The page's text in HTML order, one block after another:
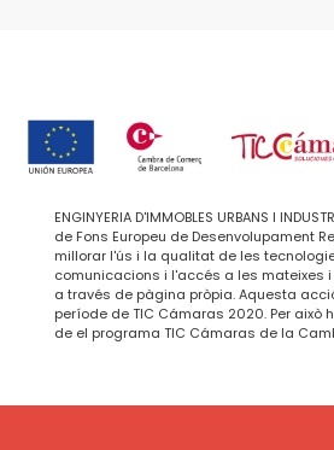
ENGINYERIA D'IMMOBLES URBANS I
de Fons Europeu de Desenvolupament
millorar l'ús i la qualitat de les
comunicacions i l'accés a les mateixes
a través de pàgina pròpia. Aquesta
període de TIC Cámaras 2020. Per això
de el programa TIC Cámaras de la